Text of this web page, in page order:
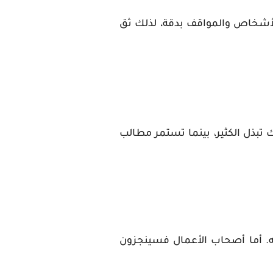
والمواقف بدقة، لذلك ثق
الكثير، بينما تستمر مطالب
أما أصحاب الأعمال فسينجزون